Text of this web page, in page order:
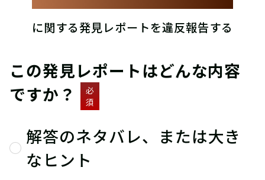
に関する発見レポートを違反報告する
この発見レポートはどんな内容
ですか？
必
須
解答のネタバレ、または大き
なヒント